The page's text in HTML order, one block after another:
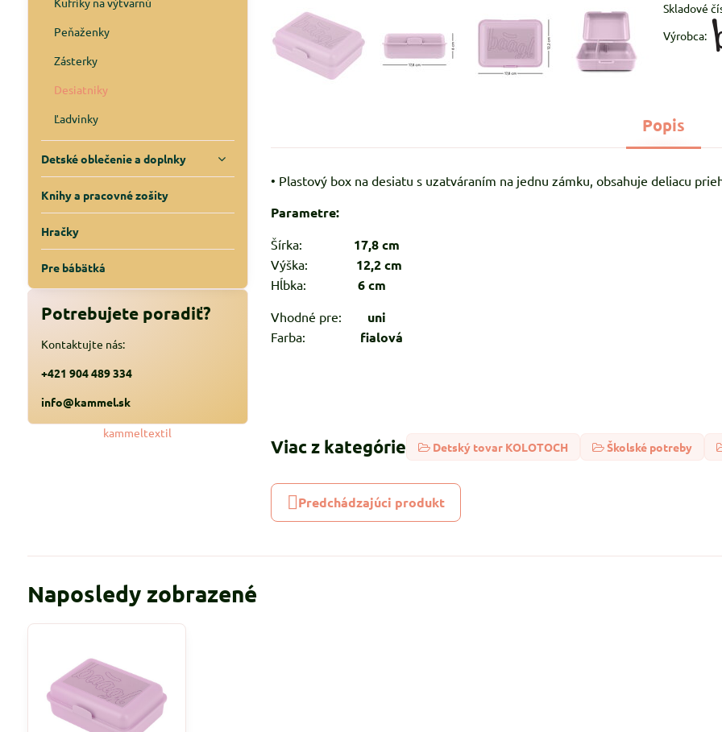
Skladové
Výrobca:
Popis
• Plastový box na desiatu s uzatváraním na jednu zámku, obsahuje deliacu
Parametre:
Šírka: 17,8 cm
Výška: 12,2 cm
Hĺbka:6 cm
Vhodné pre: uni
Farba: fialová
Viac z kategórie Detský tovar KOLOTOCH Školské potreby
Predchádzajúci produkt
Peňaženky
Zásterky
Desiatniky
Ľadvinky
Detské oblečenie a doplnky
Knihy a pracovné zošity
Hračky
Pre bábätká
Potrebujete poradiť?
Kontaktujte nás:
+421 904 489 334
info@kammel.sk
kammeltextil
Naposledy zobrazené